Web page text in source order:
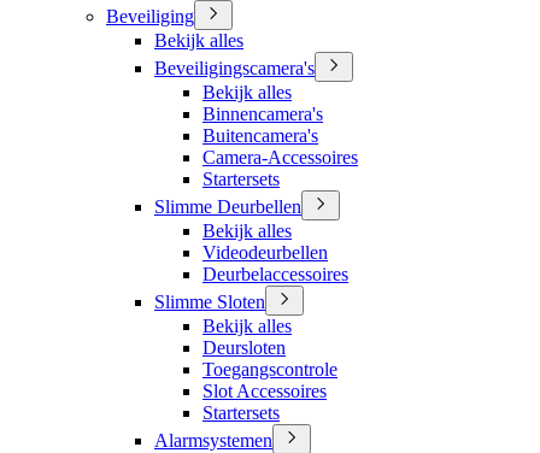
Beveiliging
Bekijk alles
Beveiligingscamera's
Bekijk alles
Binnencamera's
Buitencamera's
Camera-Accessoires
Startersets
Slimme Deurbellen
Bekijk alles
Videodeurbellen
Deurbelaccessoires
Slimme Sloten
Bekijk alles
Deursloten
Toegangscontrole
Slot Accessoires
Startersets
Alarmsystemen